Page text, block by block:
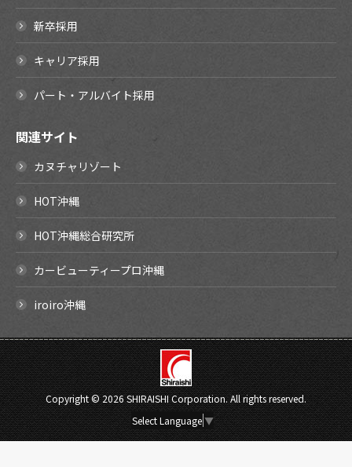
新卒採用
キャリア採用
パート・アルバイト採用
関連サイト
カヌチャリゾート
HOT沖縄
HOT沖縄総合研究所
カービューティープロ沖縄
iroiro沖縄
Copyright ©2026 SHIRAISHI Corporation. All rights reserved.
Select Language ▼